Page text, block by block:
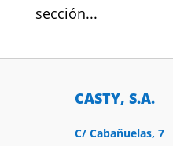
sección...
CASTY, S.A.
C/ Cabañuelas, 7